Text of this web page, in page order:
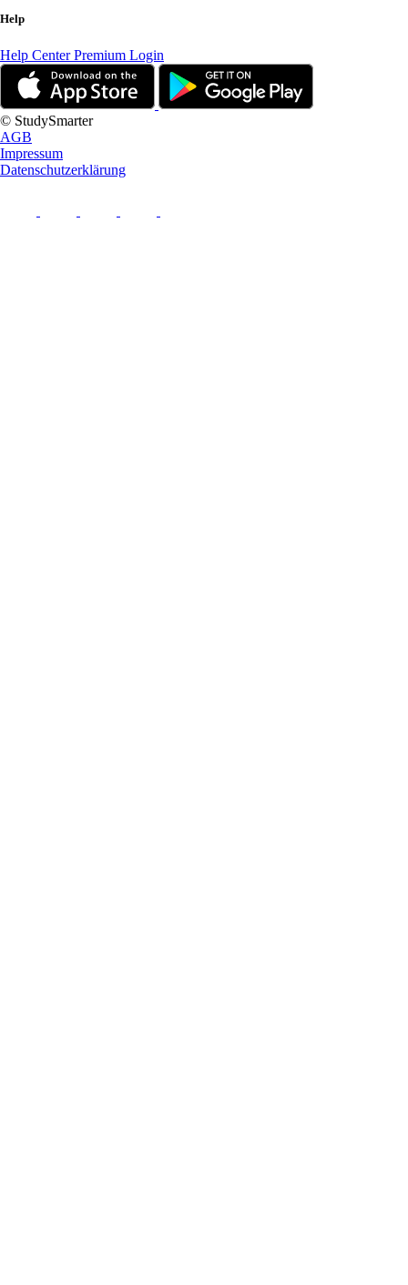
Help
Help CenterPremium Login
© StudySmarter
AGB
Impressum
Datenschutzerklärung